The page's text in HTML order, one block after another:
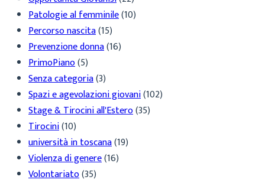
Patologie al femminile(10)
Percorso nascita(15)
Prevenzione donna(16)
PrimoPiano(5)
Senza categoria(3)
Spazi e agevolazioni giovani(102)
Stage & Tirocini all'Estero(35)
Tirocini(10)
università in toscana(19)
Violenza di genere(16)
Volontariato(35)